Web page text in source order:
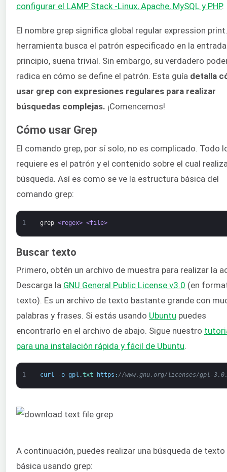
configurar el LAMP Stack -Linux, Apache, MySQL y PHP.
El nombre grep significa global regular expression
herramienta busca el patrón especificado en la
principio, suena trivial. Sin embargo, su verdadero
radica en cómo se define el patrón. Esta guía detalla
usar grep con expresiones regulares para realizar
búsquedas complejas. ¡Comencemos!
Cómo usar Grep
El comando grep, por sí solo, no es complicado. Todo
requiere es el patrón y el contenido sobre el cual
búsqueda. Así es como se ve la estructura básica del
comando grep:
1 grep <regex> <file>
Buscar texto
Primero, obtén un archivo de muestra para realizar la
Descarga la GNU General Public License v3.0 (en
texto). Es un archivo de texto bastante grande con
palabras y frases. Si estás usando Ubuntu puedes
encontrarlo en el archivo de abajo. Sigue nuestro
para una instalación rápida y fácil de Ubuntu
1 curl -o gpl .txt https : //www.gnu.org/licenses/gpl-
A continuación, puedes realizar una búsqueda de texto
básica usando grep: